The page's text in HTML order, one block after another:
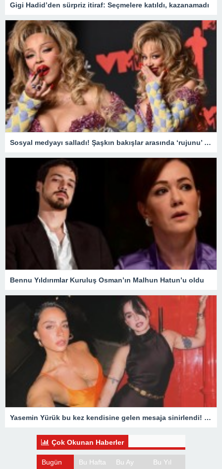
Gigi Hadid’den sürpriz itiraf: Seçmelere katıldı, kazanamadı
Sosyal medyayı salladı! Şaşkın bakışlar arasında ‘rujunu’ yedi
Bennu Yıldırımlar Kuruluş Osman’ın Malhun Hatun’u oldu
Yasemin Yürük bu kez kendisine gelen mesaja sinirlendi! ‘Doğalın ne kardeş?’
Çok Okunan Haberler
Bugün Bu Hafta Bu Ay Bu Yıl